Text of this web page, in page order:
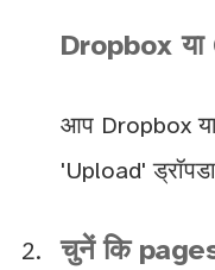
Dropbox
आप Dropbox
'Upload'
चुनें कि